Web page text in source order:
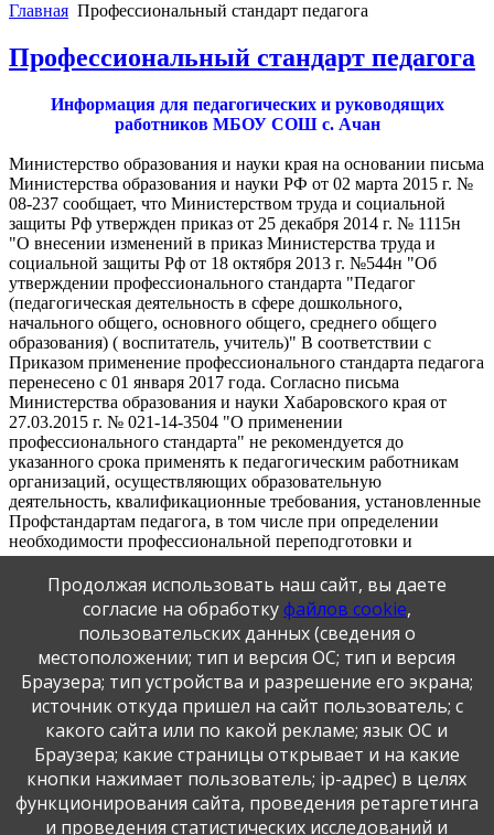
Главная Профессиональный стандарт педагога
Профессиональный стандарт педагога
Информация для педагогических и руководящих
работников МБОУ СОШ с. Ачан
Министерство образования и науки края на основании письма
Министерства образования и науки РФ от 02 марта 2015 г. №
08-237 сообщает, что Министерством труда и социальной
защиты Рф утвержден приказ от 25 декабря 2014 г. № 1115н
"О внесении изменений в приказ Министерства труда и
социальной защиты Рф от 18 октября 2013 г. №544н "Об
утверждении профессионального стандарта "Педагог
(педагогическая деятельность в сфере дошкольного,
начального общего, основного общего, среднего общего
образования) ( воспитатель, учитель)" В соответствии с
Приказом применение профессионального стандарта педагога
перенесено с 01 января 2017 года. Согласно письма
Министерства образования и науки Хабаровского края от
27.03.2015 г. № 021-14-3504 "О применении
профессионального стандарта" не рекомендуется до
указанного срока применять к педагогическим работникам
организаций, осуществляющих образовательную
деятельность, квалификационные требования, установленные
Профстандартам педагога, в том числе при определении
необходимости профессиональной переподготовки и
аттестации.
О введении профстандартов
Положение о комиссии по профстандарту
Приказ о профстандартах
План мероприятий по внедрению профстандартов
Публикация персональных данных, в том числе
фотографий, производится в соответствии с
Федеральным законом от 27.07.2006 г. № 152-ФЗ " О
персональных данных", с согласия субъекта персональных
данных".
Продолжая использовать наш сайт, вы даете
согласие на обработкуфайлов cookie,
пользовательских данных (сведения о
местоположении; тип и версия ОС; тип и версия
Браузера; тип устройства и разрешение его экрана;
источник откуда пришел на сайт пользователь; с
какого сайта или по какой рекламе; язык ОС и
Браузера; какие страницы открывает и на какие
кнопки нажимает пользователь; ip-адрес) в целях
функционирования сайта, проведения ретаргетинга
и проведения статистических исследований и